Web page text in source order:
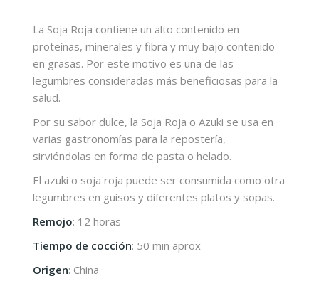
La Soja Roja contiene un alto contenido en
proteínas, minerales y fibra y muy bajo contenido
en grasas. Por este motivo es una de las
legumbres consideradas más beneficiosas para la
salud.
Por su sabor dulce, la Soja Roja o Azuki se usa en
varias gastronomías para la repostería,
sirviéndolas en forma de pasta o helado.
El azuki o soja roja puede ser consumida como otra
legumbres en guisos y diferentes platos y sopas.
Remojo: 12 horas
Tiempo de cocción: 50 min aprox
Origen: China